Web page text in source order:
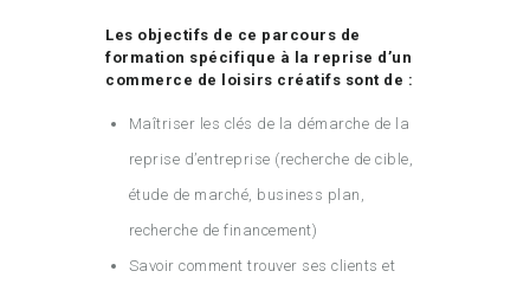
Les objectifs de ce parcours de
formation spécifique à la reprise d’un
commerce de loisirs créatifs sont de :
Maîtriser les clés de la démarche de la
reprise d’entreprise (recherche de cible,
étude de marché, business plan,
recherche de financement)
Savoir comment trouver ses clients et